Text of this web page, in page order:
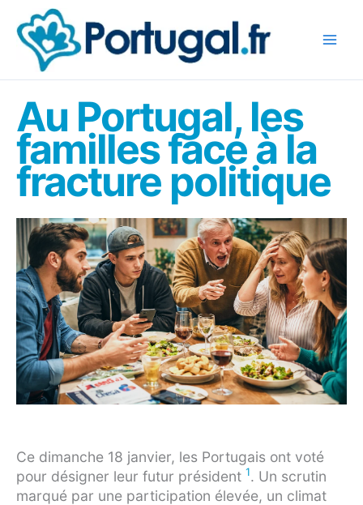
contenu
Au Portugal, les
familles face à la
fracture politique
Ce dimanche 18 janvier, les Portugais ont voté
pour désigner leur futur président 1. Un scrutin
marqué par une participation élevée, un climat